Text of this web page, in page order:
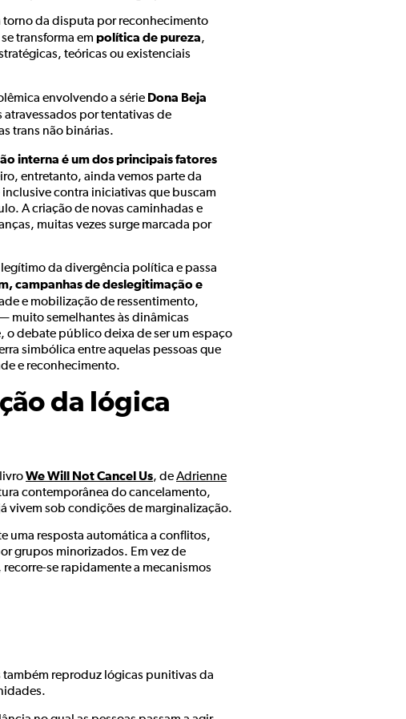
da disputa por reconhecimento
transforma em política de pureza,
teóricas ou existenciais
envolvendo a série Dona Beja
por tentativas de
trans não binárias.
interna é um dos principais fatores
entretanto, ainda vemos parte da
contra iniciativas que buscam
A criação de novas caminhadas e
muitas vezes surge marcada por
da divergência política e passa
campanhas de deslegitimação e
e mobilização de ressentimento,
muito semelhantes às dinâmicas
debate público deixa de ser um espaço
simbólica entre aquelas pessoas que
e reconhecimento.
da lógica
We Will Not Cancel Us, deAdrienne
contemporânea do cancelamento,
vivem sob condições de marginalização.
uma resposta automática a conflitos,
grupos minorizados. Em vez de
se rapidamente a mecanismos
também reproduz lógicas punitivas da